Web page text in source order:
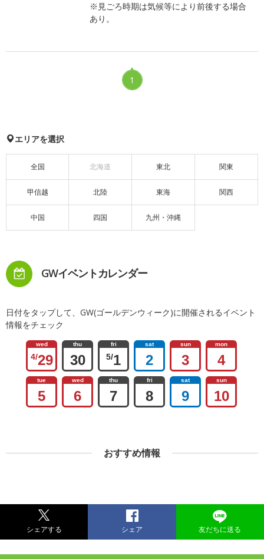
※見ごろ時期は気候等により前後する場合
あり。
1
エリアを選択
全国 北海道 東北 関東
甲信越 北陸 東海 関西
中国 四国 九州・沖縄
GWイベントカレンダー
日付をタップして、GW(ゴールデンウィーク)に開催されるイベント
情報をチェック
wed
4/29
thu
30
fri
5/1
sat
2
sun
3
mon
4
tue
5
wed
6
thu
7
fri
8
sat
9
sun
10
おすすめ情報
シェアする シェア 友だちに送る